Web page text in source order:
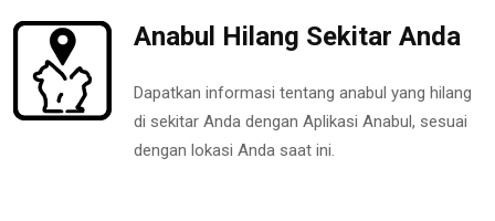
Anabul Hilang Sekitar Anda
Dapatkan informasi tentang anabul yang hilang
di sekitar Anda dengan Aplikasi Anabul, sesuai
dengan lokasi Anda saat ini.